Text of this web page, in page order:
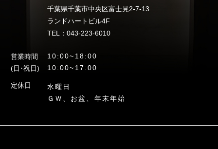
千葉県千葉市中央区富士見2-7-13
ランドハートビル4F
TEL：043-223-6010
営業時間
10:00~18:00
(日･祝日)
10:00~17:00
定休日
水曜日
ＧＷ、お盆、年末年始